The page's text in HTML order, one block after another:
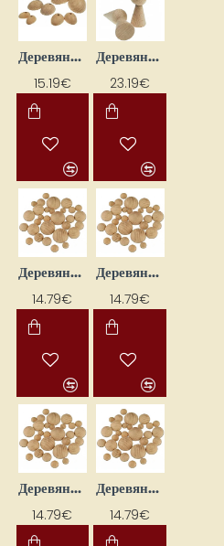
Деревянные ножки для кукол (35 x 50 мм, 18 шт.)
15.19€
Деревянные основания для гномика (62 x 30 x 20 мм, 13 шт.)
23.19€
Деревянные половинки бусин (диаметр 15 мм, 120 шт.)
14.79€
Деревянные полукруглые бусины (D 10 мм, 250 шт.)
14.79€
Деревянные полусферы для бисера (D 12 мм, 180 шт.)
14.79€
Деревянные полусферы для бисера (D 20 мм, 80 шт.)
14.79€